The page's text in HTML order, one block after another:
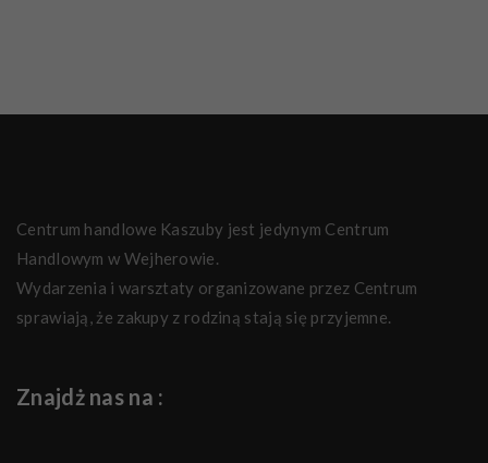
Centrum handlowe Kaszuby jest jedynym Centrum
Handlowym w Wejherowie.
Wydarzenia i warsztaty organizowane przez Centrum
sprawiają, że zakupy z rodziną stają się przyjemne.
Znajdż nas na :